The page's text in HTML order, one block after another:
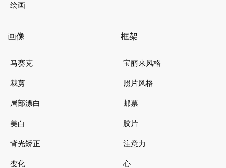
绘画
画像
马赛克
裁剪
局部漂白
美白
背光矫正
变化
框架
宝丽来风格
照片风格
邮票
胶片
注意力
心